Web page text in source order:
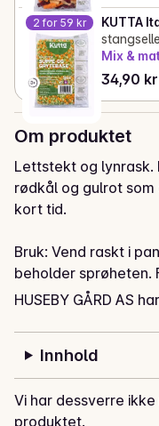
2 for 59 kr
KUTTA
Mix &
34,90 kr
Om produktet
Lettstekt og lynrask.
rødkål og gulrot
kort tid.
Bruk: Vend raskt i
beholder sprøheten.
i wraps og tacos.
HUSEBY GÅRD AS
Innhold
Vi har dessverre
produktet.